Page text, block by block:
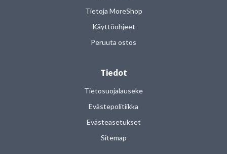
Tietoja MoreShop
Käyttöohjeet
Peruuta ostos
Tiedot
Tietosuojalauseke
Evästepolitiikka
Evästeasetukset
Sitemap